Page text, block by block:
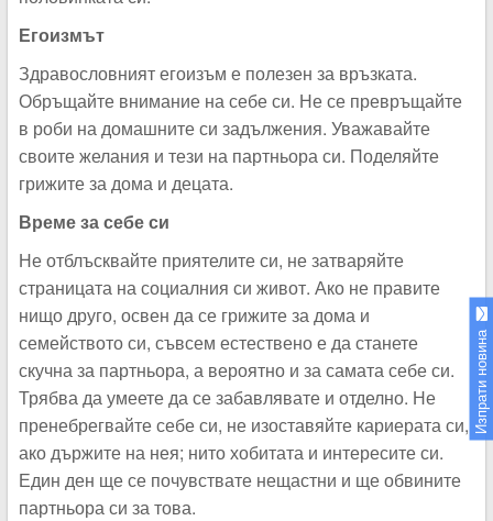
Егоизмът
Здравословният егоизъм е полезен за връзката.
Обръщайте внимание на себе си. Не се превръщайте
в роби на домашните си задължения. Уважавайте
своите желания и тези на партньора си. Поделяйте
грижите за дома и децата.
Време за себе си
Не отблъсквайте приятелите си, не затваряйте
страницата на социалния си живот. Ако не правите
нищо друго, освен да се грижите за дома и
семейството си, съвсем естествено е да станете
скучна за партньора, а вероятно и за самата себе си.
Трябва да умеете да се забавлявате и отделно. Не
пренебрегвайте себе си, не изоставяйте кариерата си,
ако държите на нея; нито хобитата и интересите си.
Един ден ще се почувствате нещастни и ще обвините
партньора си за това.
Изпрати новина